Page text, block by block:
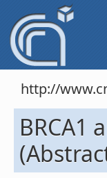
http://
BRCA1